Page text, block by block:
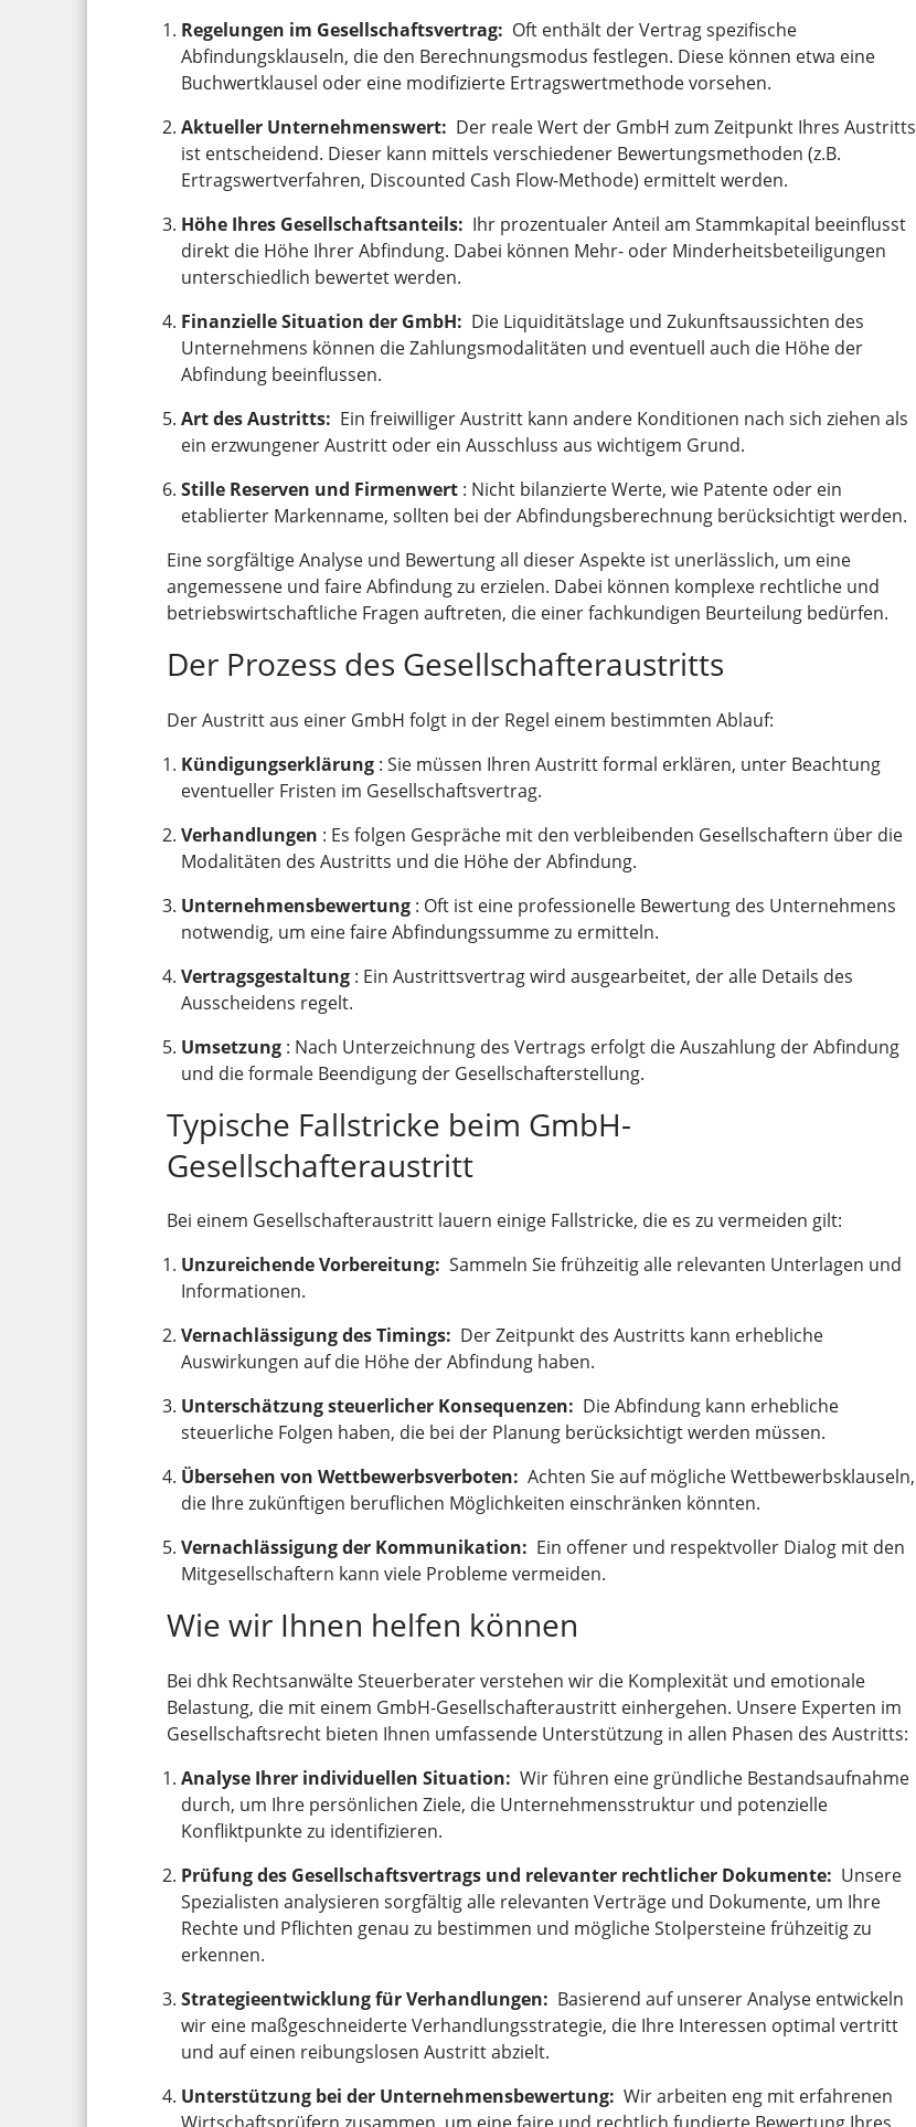
Regelungen im Gesellschaftsvertrag: Oft enthält der Vertrag spezifische
Abfindungsklauseln, die den Berechnungsmodus festlegen. Diese können etwa eine
Buchwertklausel oder eine modifizierte Ertragswertmethode vorsehen.
Aktueller Unternehmenswert: Der reale Wert der GmbH zum Zeitpunkt Ihres Austritts
ist entscheidend. Dieser kann mittels verschiedener Bewertungsmethoden (z.B.
Ertragswertverfahren, Discounted Cash Flow-Methode) ermittelt werden.
Höhe Ihres Gesellschaftsanteils: Ihr prozentualer Anteil am Stammkapital beeinflusst
direkt die Höhe Ihrer Abfindung. Dabei können Mehr- oder Minderheitsbeteiligungen
unterschiedlich bewertet werden.
Finanzielle Situation der GmbH: Die Liquiditätslage und Zukunftsaussichten des
Unternehmens können die Zahlungsmodalitäten und eventuell auch die Höhe der
Abfindung beeinflussen.
Art des Austritts: Ein freiwilliger Austritt kann andere Konditionen nach sich ziehen als
ein erzwungener Austritt oder ein Ausschluss aus wichtigem Grund.
Stille Reserven und Firmenwert: Nicht bilanzierte Werte, wie Patente oder ein
etablierter Markenname, sollten bei der Abfindungsberechnung berücksichtigt werden.
Eine sorgfältige Analyse und Bewertung all dieser Aspekte ist unerlässlich, um eine
angemessene und faire Abfindung zu erzielen. Dabei können komplexe rechtliche und
betriebswirtschaftliche Fragen auftreten, die einer fachkundigen Beurteilung bedürfen.
Der Prozess des Gesellschafteraustritts
Der Austritt aus einer GmbH folgt in der Regel einem bestimmten Ablauf:
Kündigungserklärung: Sie müssen Ihren Austritt formal erklären, unter Beachtung
eventueller Fristen im Gesellschaftsvertrag.
Verhandlungen : Es folgen Gespräche mit den verbleibenden Gesellschaftern über die
Modalitäten des Austritts und die Höhe der Abfindung.
Unternehmensbewertung: Oft ist eine professionelle Bewertung des Unternehmens
notwendig, um eine faire Abfindungssumme zu ermitteln.
Vertragsgestaltung: Ein Austrittsvertrag wird ausgearbeitet, der alle Details des
Ausscheidens regelt.
Umsetzung: Nach Unterzeichnung des Vertrags erfolgt die Auszahlung der Abfindung
und die formale Beendigung der Gesellschafterstellung.
Typische Fallstricke beim GmbH-
Gesellschafteraustritt
Bei einem Gesellschafteraustritt lauern einige Fallstricke, die es zu vermeiden gilt:
Unzureichende Vorbereitung: Sammeln Sie frühzeitig alle relevanten Unterlagen und
Informationen.
Vernachlässigung des Timings: Der Zeitpunkt des Austritts kann erhebliche
Auswirkungen auf die Höhe der Abfindung haben.
Unterschätzung steuerlicher Konsequenzen: Die Abfindung kann erhebliche
steuerliche Folgen haben, die bei der Planung berücksichtigt werden müssen.
Übersehen von Wettbewerbsverboten: Achten Sie auf mögliche Wettbewerbsklauseln,
die Ihre zukünftigen beruflichen Möglichkeiten einschränken könnten.
Vernachlässigung der Kommunikation: Ein offener und respektvoller Dialog mit den
Mitgesellschaftern kann viele Probleme vermeiden.
Wie wir Ihnen helfen können
Bei dhk Rechtsanwälte Steuerberater verstehen wir die Komplexität und emotionale
Belastung, die mit einem GmbH-Gesellschafteraustritt einhergehen. Unsere Experten im
Gesellschaftsrecht bieten Ihnen umfassende Unterstützung in allen Phasen des Austritts:
Analyse Ihrer individuellen Situation: Wir führen eine gründliche Bestandsaufnahme
durch, um Ihre persönlichen Ziele, die Unternehmensstruktur und potenzielle
Konfliktpunkte zu identifizieren.
Prüfung des Gesellschaftsvertrags und relevanter rechtlicher Dokumente: Unsere
Spezialisten analysieren sorgfältig alle relevanten Verträge und Dokumente, um Ihre
Rechte und Pflichten genau zu bestimmen und mögliche Stolpersteine frühzeitig zu
erkennen.
Strategieentwicklung für Verhandlungen: Basierend auf unserer Analyse entwickeln
wir eine maßgeschneiderte Verhandlungsstrategie, die Ihre Interessen optimal vertritt
und auf einen reibungslosen Austritt abzielt.
Unterstützung bei der Unternehmensbewertung: Wir arbeiten eng mit erfahrenen